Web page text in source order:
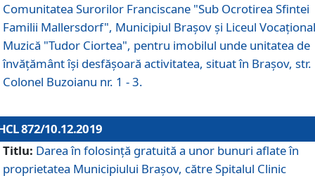
Comunitatea Surorilor Franciscane "Sub Ocrotirea Sfintei
Familii Mallersdorf", Municipiul Braşov şi Liceul
Muzică "Tudor Ciortea", pentru imobilul unde unitatea de
învățământ îşi desfăşoară activitatea, situat în Braşov, str.
Colonel Buzoianu nr. 1 - 3.
872/10.12.2019
Titlu: Darea în folosinţă gratuită a unor bunuri aflate în
proprietatea Municipiului Braşov, către Spitalul Clinic